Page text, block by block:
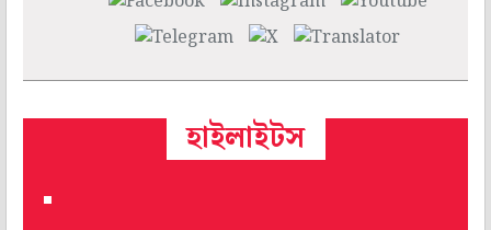
হাইলাইটস